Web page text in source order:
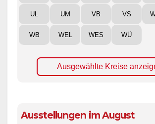
UL UM VB VS
WB WEL WES WÜ
Ausgewählte Kreise
Ausstellungen im August